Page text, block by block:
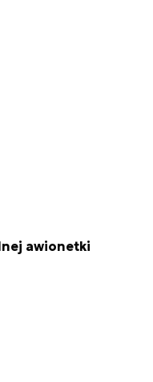
awionetki